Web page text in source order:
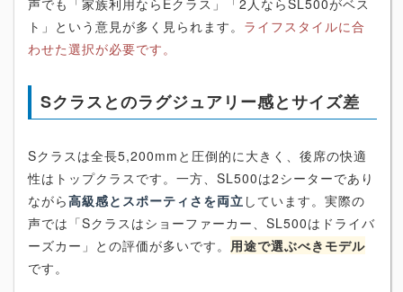
声でも「家族利用ならEクラス」「2人ならSL500がベス
ト」という意見が多く見られます。 ライフスタイルに合
わせた選択が必要です。
Sクラスとのラグジュアリー感とサイズ差
Sクラスは全長5,200mmと圧倒的に大きく、後席の快適
性はトップクラスです。一方、SL500は2シーターであり
ながら高級感とスポーティさを両立 しています。実際の
声では「Sクラスはショーファーカー、SL500はドライバ
ーズカー」との評価が多いです。 用途で選ぶべきモデル
です。